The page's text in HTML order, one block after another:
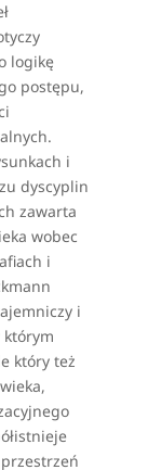
logikę
postępu,
i
dyscyplin
zawarta
wobec
i
i
którym
który też